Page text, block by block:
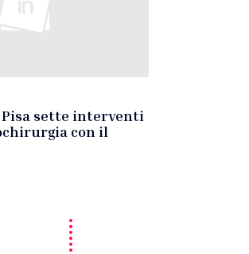
Pisa sette interventi
con il